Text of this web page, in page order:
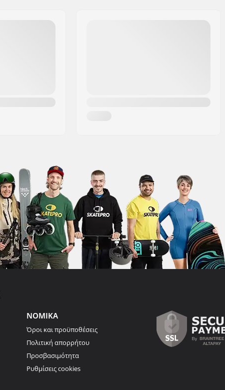
ΝΟΜΙΚΑ
Όροι και προϋποθέσεις
Πολιτική απορρήτου
Προσβασιμότητα
Ρυθμίσεις cookies